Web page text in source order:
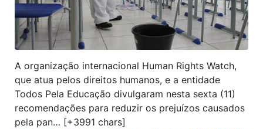
A organização internacional Human Rights Watch,
que atua pelos direitos humanos, e a entidade
Todos Pela Educação divulgaram nesta sexta (11)
recomendações para reduzir os prejuízos causados
pela pan… [+3991 chars]